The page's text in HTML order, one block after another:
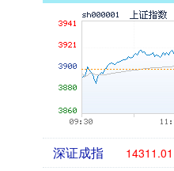
深证成指 14311.01